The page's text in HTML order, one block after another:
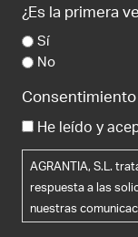
¿Es la primera
Sí
No
Consentimiento
He leído y
AGRANTIA, S.L.
respuesta a las
nuestras